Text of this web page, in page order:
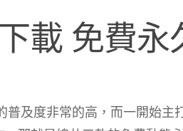
載 免費永
及度非常的高，而一開始主